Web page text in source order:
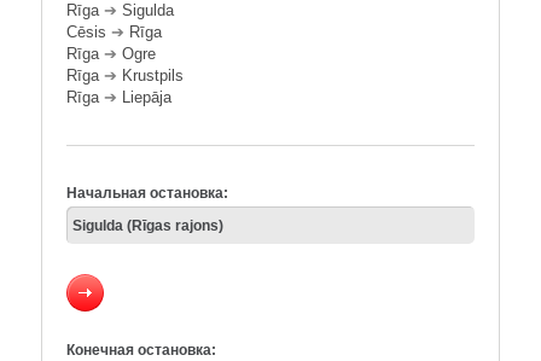
Rīga➔ Sigulda
Cēsis ➔ Rīga
Rīga➔ Ogre
Rīga➔ Krustpils
Rīga➔ Liepāja
Начальная остановка:
Конечная остановка: